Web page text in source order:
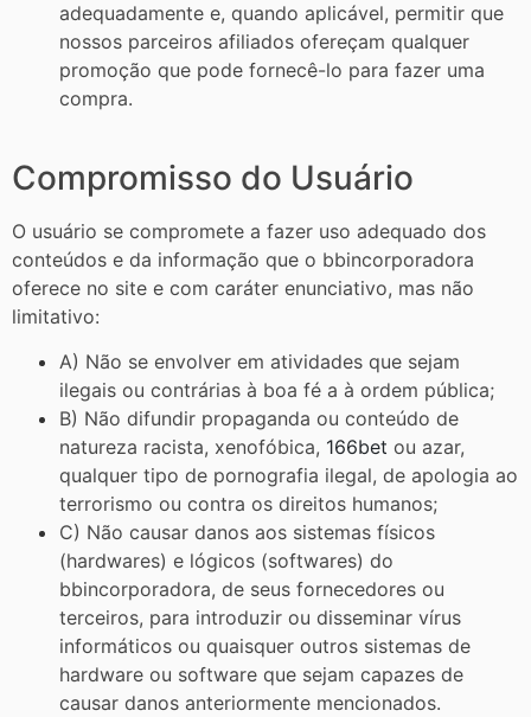
adequadamente e, quando aplicável, permitir que
nossos parceiros afiliados ofereçam qualquer
promoção que pode fornecê-lo para fazer uma
compra.
Compromisso do Usuário
O usuário se compromete a fazer uso adequado dos
conteúdos e da informação que o bbincorporadora
oferece no site e com caráter enunciativo, mas não
limitativo:
A) Não se envolver em atividades que sejam
ilegais ou contrárias à boa fé a à ordem pública;
B) Não difundir propaganda ou conteúdo de
natureza racista, xenofóbica, 166bet ou azar,
qualquer tipo de pornografia ilegal, de apologia ao
terrorismo ou contra os direitos humanos;
C) Não causar danos aos sistemas físicos
(hardwares) e lógicos (softwares) do
bbincorporadora, de seus fornecedores ou
terceiros, para introduzir ou disseminar vírus
informáticos ou quaisquer outros sistemas de
hardware ou software que sejam capazes de
causar danos anteriormente mencionados.